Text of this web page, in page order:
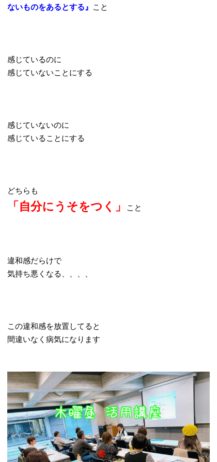
ないものをあるとする』 こと
感じているのに
感じていないことにする
感じていないのに
感じていることにする
どちらも
「自分にうそをつく」 こと
違和感だらけで
気持ち悪くなる、、、、
この違和感を放置してると
間違いなく病気になります